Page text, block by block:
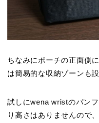
ちなみにポーチの正面側
は簡易的な収納ゾーンも
試しにwena wristのパン
り高さはありませんので